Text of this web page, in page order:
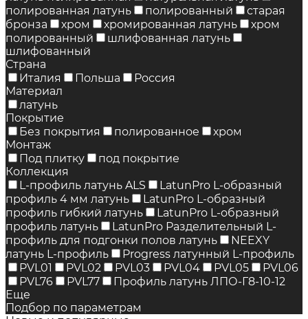
полированная латунь
полированный
старая
бронза
хром хромированная латунь
хром
полированный
шлифованная латунь
шлифованный
Страна
Италия
Польша
Россия
Материал
латунь
Покрытие
Без покрытия
полированное
хром
Монтаж
Под плитку
под покрытие
Коллекция
L-профиль латунь ALS
LatunPro L-образный
профиль 4 мм латунь
LatunPro L-образный
профиль гибкий латунь
LatunPro L-образный
профиль латунь
LatunPro Разделительный L-
профиль для подгонки полов латунь
NEEXY
латунь L-профиль
Progress латунный L-профиль
PVL01
PVL02 PVL03 PVL04 PVL05
PVL06
PVL76
PVL77
Профиль латунь ЛПО-Г8-10-12
Еще
Подбор по параметрам